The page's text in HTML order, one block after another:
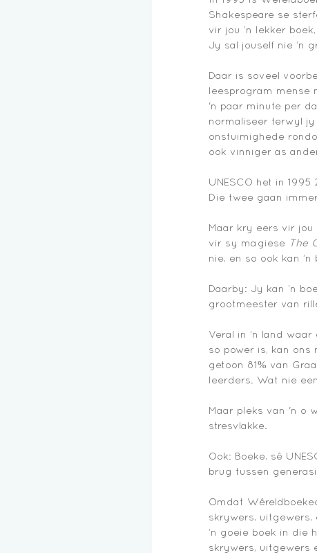
Shakespeare se
vir jou ’n lekker
Jy sal jouself nie ’n
Daar is soveel
leesprogram mense
'n paar minute per
normaliseer terwyl
onstuimighede
ook vinniger as
UNESCO het in
Die twee gaan
Maar kry eers vir jou
vir sy magiese The
nie, en so ook kan
Daarby: Jy kan ’n
grootmeester van
Veral in ’n land
so power is, kan
getoon 81% van
leerders. Wat nie
Maar pleks van 'n o
stresvlakke.
Ook: Boeke, sê
brug tussen
Omdat
skrywers,
’n goeie boek in die
skrywers, uitgewers